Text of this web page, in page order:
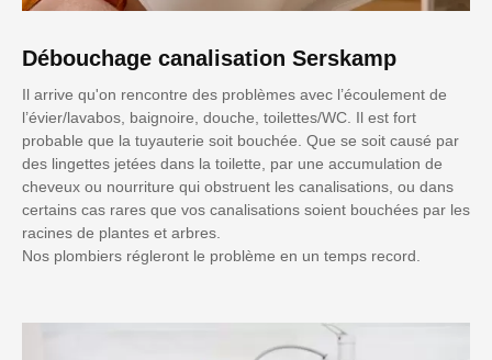
Débouchage canalisation Serskamp
Il arrive qu'on rencontre des problèmes avec l’écoulement de
l’évier/lavabos, baignoire, douche, toilettes/WC. Il est fort
probable que la tuyauterie soit bouchée. Que se soit causé par
des lingettes jetées dans la toilette, par une accumulation de
cheveux ou nourriture qui obstruent les canalisations, ou dans
certains cas rares que vos canalisations soient bouchées par les
racines de plantes et arbres.
Nos plombiers régleront le problème en un temps record.